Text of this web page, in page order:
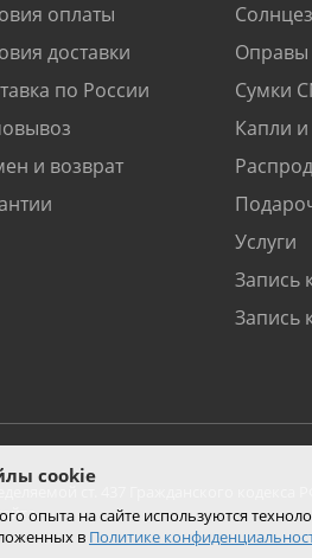
оплаты
доставки
по России
и возврат
Оправы
Сумки
Капли
Услуги
Запись
Запись
ст. 437 Гражданского кодекса РФ.
cookie
опыта на сайте используются
в Политике